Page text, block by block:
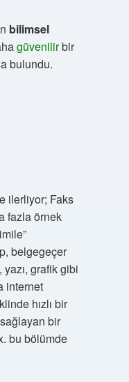
bilimsel
güvenilirbir
bulundu.
ilerliyor; Faks
fazla örnek
belgegeçer
grafik gibi
internet
hızlı bir
sağlayan bir
bu bölümde